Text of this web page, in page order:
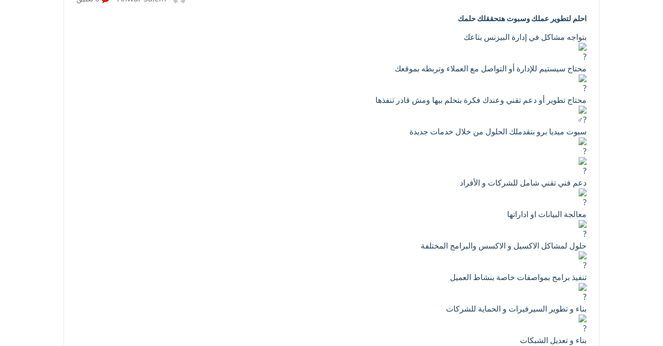
احلم لتطوير عملك وسبوت هتحققلك حلمك
بتواجه مشاكل في إدارة البيزنس بتاعك
محتاج سيستيم للإدارة أو التواصل مع العملاء وتربطه بموقعك
محتاج تطوير أو دعم تقني وعندك فكرة بتحلم بيها ومش قادر تنفذها
سبوت ميديا برو بتقدملك الحلول من خلال خدمات جديدة
دعم فني تقني شامل للشركات و الأفراد
معالجة البيانات او اداراتها
حلول لمشاكل الاكسيل و الاكسس والبرامج المختلفة
تنفيذ برامج بمواصفات خاصة بنشاط العميل
بناء و تطوير السيرفيرات و الحماية للشركات
بناء و تعديل الشبكات